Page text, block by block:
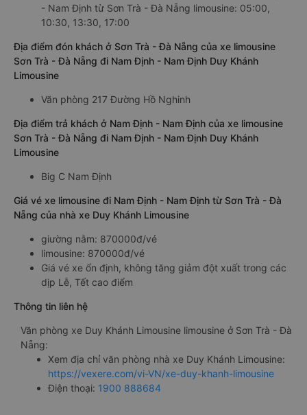
- Nam Định từ Sơn Trà - Đà Nẵng limousine: 05:00,
10:30, 13:30, 17:00
Địa điểm đón khách ở Sơn Trà - Đà Nẵng của xe limousine
Sơn Trà - Đà Nẵng đi Nam Định - Nam Định Duy Khánh
Limousine
Văn phòng 217 Đường Hồ Nghinh
Địa điểm trả khách ở Nam Định - Nam Định của xe limousine
Sơn Trà - Đà Nẵng đi Nam Định - Nam Định Duy Khánh
Limousine
Big C Nam Định
Giá vé xe limousine đi Nam Định - Nam Định từ Sơn Trà - Đà
Nẵng của nhà xe Duy Khánh Limousine
giường nằm: 870000đ/vé
limousine: 870000đ/vé
Giá vé xe ổn định, không tăng giảm đột xuất trong các
dịp Lễ, Tết cao điểm
Thông tin liên hệ
Văn phòng xe Duy Khánh Limousine limousine ở Sơn Trà - Đà
Nẵng:
Xem địa chỉ văn phòng nhà xe Duy Khánh Limousine:
https://vexere.com/vi-VN/xe-duy-khanh-limousine
Điện thoại: 1900 888684